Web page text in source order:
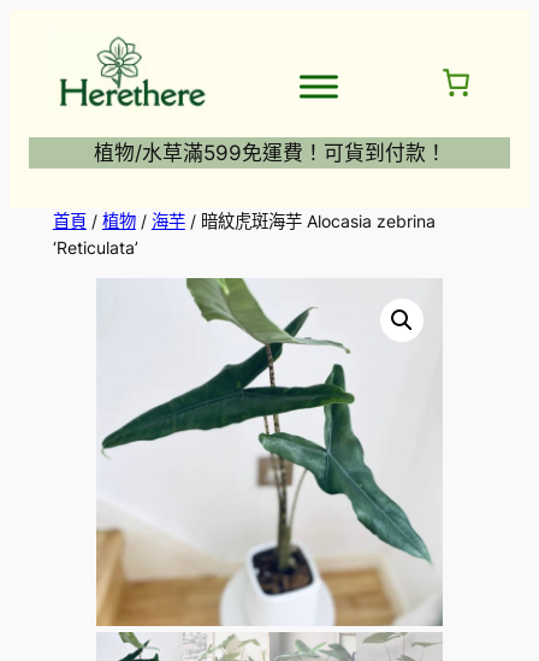
植物/水草滿599免運費！可貨到付款！
首頁/ 植物/ 海芋/ 暗紋虎斑海芋 Alocasia zebrina
‘Reticulata’